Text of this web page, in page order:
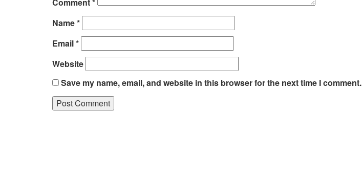
Name*
Email*
Website
Save my name, email, and website in this browser for the next time I comment.